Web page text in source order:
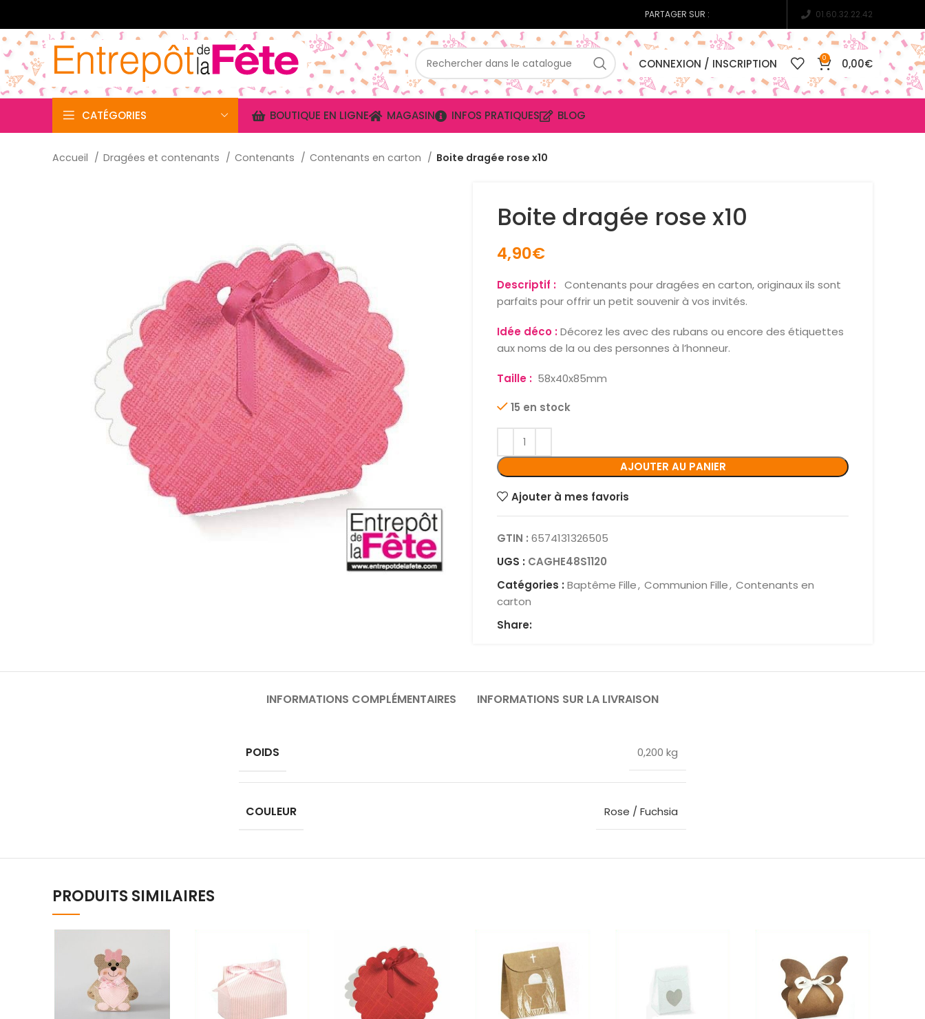
PARTAGER SUR : 01.60.32.22.42
CONNEXION / INSCRIPTION 0 0,00€
CATÉGORIES BOUTIQUE EN LIGNE MAGASIN INFOS PRATIQUES BLOG
Accueil Dragées et contenants Contenants Contenants en carton Boite dragée rose x10
Boite dragée rose x10
4,90€
Descriptif : Contenants pour dragées en carton, originaux ils sont
parfaits pour offrir un petit souvenir à vos invités.
Idée déco :Décorez les avec des rubans ou encore des étiquettes
aux noms de la ou des personnes à l’honneur.
Taille : 58x40x85mm
15 en stock
AJOUTER AU PANIER
Ajouter à mes favoris
GTIN : 6574131326505
UGS : CAGHE48S1120
Catégories : Baptême Fille, Communion Fille, Contenants en
carton
Share:
INFORMATIONS COMPLÉMENTAIRES INFORMATIONS SUR LA LIVRAISON
POIDS 0,200 kg
COULEUR Rose / Fuchsia
PRODUITS SIMILAIRES